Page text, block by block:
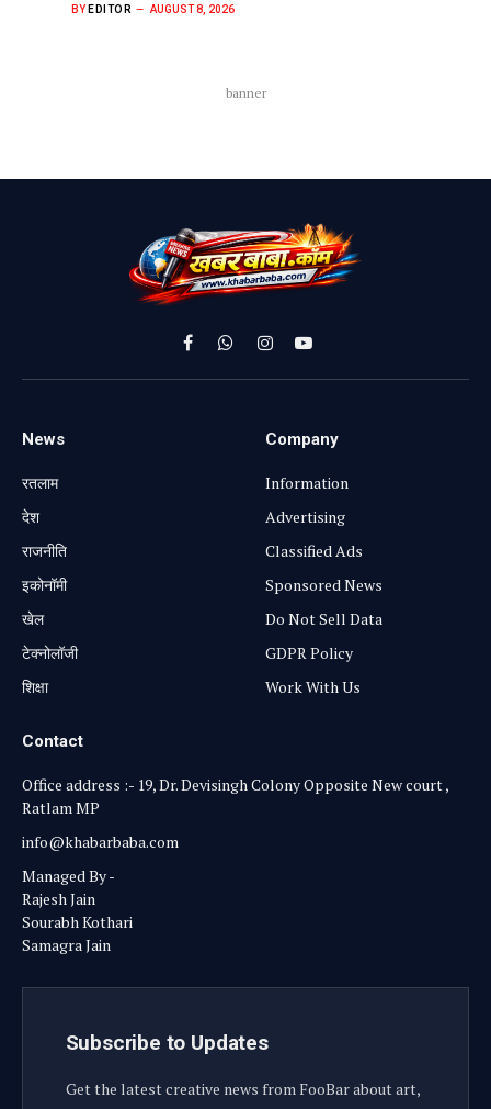
BY EDITOR AUGUST 8, 2026
banner
FacebookWhatsApp
InstagramYouTube
News
रतलाम
⁠देश
राजनीति
⁠इकोनॉमी
खेल
टेक्नोलॉजी
शिक्षा
Company
Information
Advertising
Classified Ads
Sponsored News
Do Not Sell Data
GDPR Policy
Work With Us
Contact
Office address :- 19, Dr. Devisingh Colony Opposite New court ,
Ratlam MP
info@khabarbaba.com
Managed By -
Rajesh Jain
Sourabh Kothari
Samagra Jain
Subscribe to Updates
Get the latest creative news from FooBar about art,